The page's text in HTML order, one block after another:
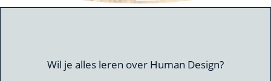
Wil je alles leren over Human Design?